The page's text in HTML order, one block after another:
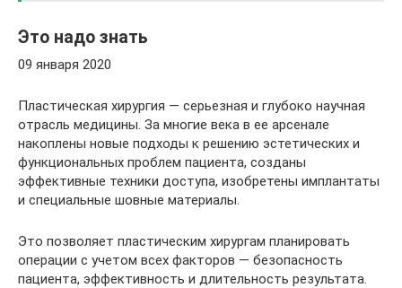
Это надо знать
09 января 2020
Пластическая хирургия — серьезная и глубоко научная
отрасль медицины. За многие века в ее арсенале
накоплены новые подходы к решению эстетических и
функциональных проблем пациента, созданы
эффективные техники доступа, изобретены имплантаты
и специальные шовные материалы.
Это позволяет пластическим хирургам планировать
операции с учетом всех факторов — безопасность
пациента, эффективность и длительность результата.